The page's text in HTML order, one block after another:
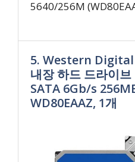
5640/256M
5. Western Digital
내장 하드 드라이
SATA 6Gb/s
WD80EAAZ, 1개